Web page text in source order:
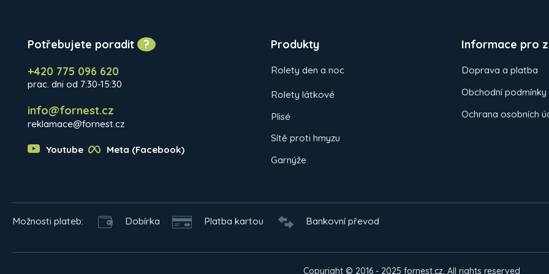
Potřebujete poradit ?
+420 775 096 620
prac. dni od 7:30-15:30
info@fornest.cz
reklamace@fornest.cz
Youtube Meta (Facebook)
Produkty
Rolety den a noc
Rolety látkové
Plisé
Sítě proti hmyzu
Garnýže
Informace pro
Doprava a platba
Obchodní podmínky
Ochrana osobních
Možnosti plateb: Dobírka Platba kartou Bankovní převod
Copyright © 2016 - 2025 fornest.cz, All rights reserved